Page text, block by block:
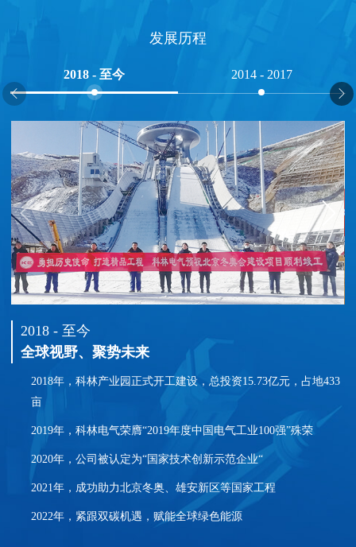
发展历程
2018 - 至今 2014 - 2017
2018 - 至今
全球视野、聚势未来
2018年，科林产业园正式开工建设，总投资15.73亿元，占地433
亩
2019年，科林电气荣膺“2019年度中国电气工业100强”殊荣
2020年，公司被认定为“国家技术创新示范企业“
2021年，成功助力北京冬奥、雄安新区等国家工程
2022年，紧跟双碳机遇，赋能全球绿色能源